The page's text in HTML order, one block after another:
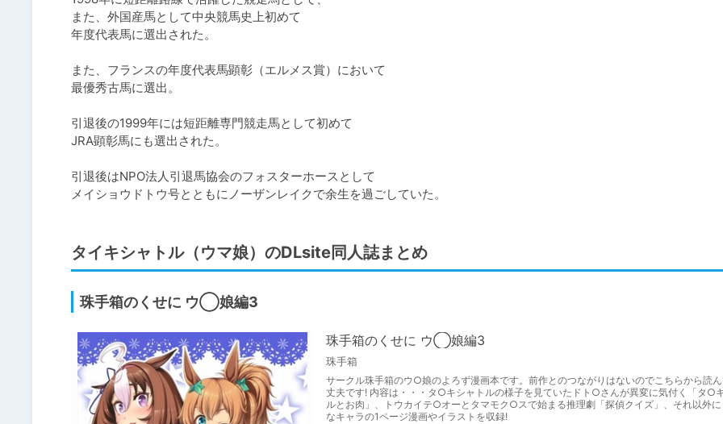
また、外国産馬として中央競馬史上初めて
年度代表馬に選出された。
また、フランスの年度代表馬顕彰（エルメス賞）において
最優秀古馬に選出。
引退後の1999年には短距離専門競走馬として初めて
JRA顕彰馬にも選出された。
引退後はNPO法人引退馬協会のフォスターホースとして
メイショウドトウ号とともにノーザンレイクで余生を過ごしていた。
タイキシャトル（ウマ娘）のDLsite同人誌まとめ
珠手箱のくせに ウ◯娘編3
珠手箱のくせに ウ◯娘編3
珠手箱
サークル珠手箱のウ○娘のよろず漫画本です。前作とのつながりはないのでこちらから読
丈夫です! 内容は・・・タ○キシャトルの様子を見ていたドト○さんが異変に気付く「タ○
ルとお肉」、トウカイテ○オーとタマモク○スで始まる推理劇「探偵クイズ」、それ以外に
なキャラの1ページ漫画やイラストを収録!